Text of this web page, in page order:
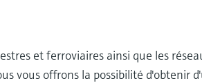
et ferroviaires ainsi que les
vous offrons la possibilité d'obtenir